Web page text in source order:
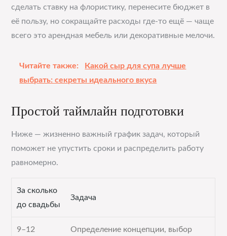
сделать ставку на флористику, перенесите бюджет в
её пользу, но сокращайте расходы где-то ещё — чаще
всего это арендная мебель или декоративные мелочи.
Читайте также:
Какой сыр для супа лучше
выбрать: секреты идеального вкуса
Простой таймлайн подготовки
Ниже — жизненно важный график задач, который
поможет не упустить сроки и распределить работу
равномерно.
За сколько
до свадьбы
Задача
9–12 Определение концепции, выбор